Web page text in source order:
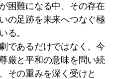
困難になる中、その存在
の足跡を未来へつなぐ極
る。
であるだけではなく、今
厳と平和の意味を問い続
その重みを深く受けと